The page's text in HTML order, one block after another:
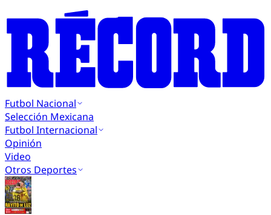
Futbol Nacional
Selección Mexicana
Futbol Internacional
Opinión
Video
Otros Deportes